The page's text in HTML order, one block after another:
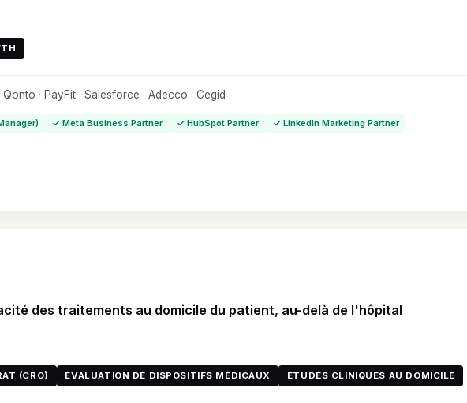
Qonto · PayFit · Salesforce · Adecco · Cegid
✓ Meta Business Partner ✓ HubSpot Partner ✓ LinkedIn Marketing Partner
des traitements au domicile du patient, au-delà de l'hôpital
(CRO) ÉVALUATION DE DISPOSITIFS MÉDICAUX ÉTUDES CLINIQUES AU DOMICILE